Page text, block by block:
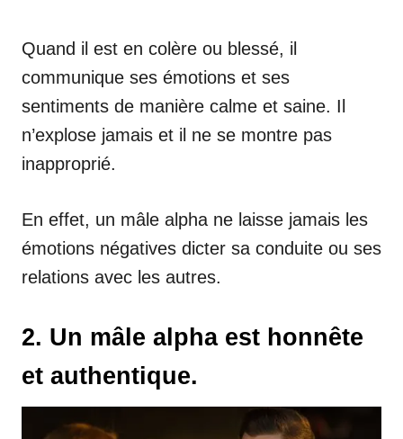
Quand il est en colère ou blessé, il
communique ses émotions et ses
sentiments de manière calme et saine. Il
n’explose jamais et il ne se montre pas
inapproprié.
En effet, un mâle alpha ne laisse jamais les
émotions négatives dicter sa conduite ou ses
relations avec les autres.
2. Un mâle alpha est honnête
et authentique.